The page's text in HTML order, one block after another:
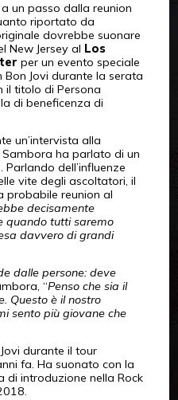
un passo dalla reunion
riportato da
dovrebbe suonare
New Jersey al Los
per un evento speciale
Bon Jovi durante la serata
il titolo di Persona
di beneficenza di
un’intervista alla
Sambora ha parlato di un
dell’influenze
vite degli ascoltatori, il
probabile reunion al
decisamente
quando tutti saremo
davvero di grandi
dalle persone: deve
“Penso che sia il
Questo è il nostro
sento più giovane che
durante il tour
fa. Ha suonato con la
di introduzione nella Rock